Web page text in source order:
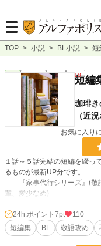
TOP > 小説 > BL小説 > 短
連載中 短編 R18
短編
珈琲き
（近
お気に入り
１話～５話完結の短編を綴
るものが最新UP分です。
――『家事代行シリーズ』(
輩、愛少なめ)
――『なんでこんなことにな
平凡受)
24h.ポイント 7pt
110
短編集
BL 敬語攻め